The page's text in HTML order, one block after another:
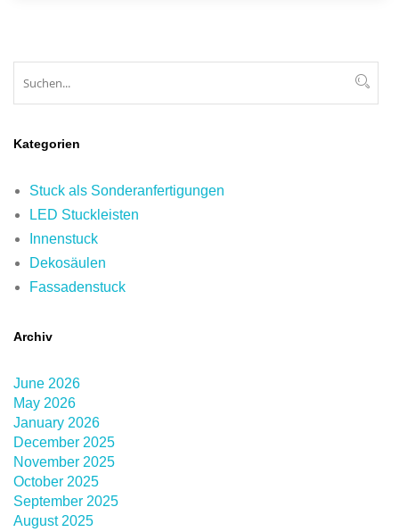
Kategorien
Stuck als Sonderanfertigungen
LED Stuckleisten
Innenstuck
Dekosäulen
Fassadenstuck
Archiv
June 2026
May 2026
January 2026
December 2025
November 2025
October 2025
September 2025
August 2025